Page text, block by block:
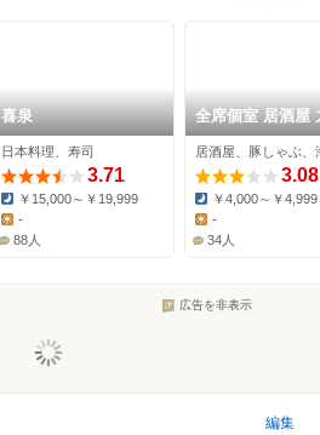
喜泉
日本料理、寿司
3.71
Dinner:
￥15,000～￥19,999
Lunch:
-
88人
全席個室 居酒屋
和食 八州 宮崎橘
店
居酒屋、豚しゃぶ、
3.08
Dinner:
￥4,000～￥4,999
Lunch:
-
34人
広告を非表示
編集